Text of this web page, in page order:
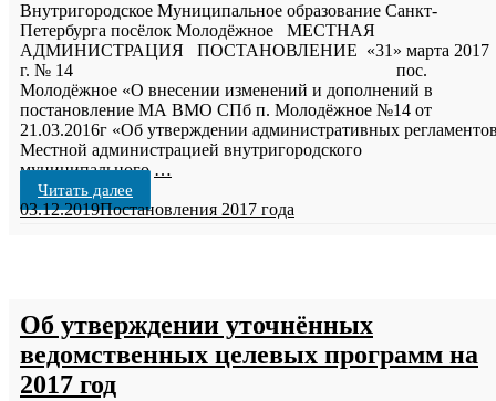
Внутригородское Муниципальное образование Санкт-
Петербурга посёлок Молодёжное МЕСТНАЯ
АДМИНИСТРАЦИЯ ПОСТАНОВЛЕНИЕ «31» марта 2017
г. № 14 пос.
Молодёжное «О внесении изменений и дополнений в
постановление МА ВМО СПб п. Молодёжное №14 от
21.03.2016г «Об утверждении административных
Местной администрацией внутригородского
муниципального …
Читать далее
03.12.2019Постановления 2017 года
Об утверждении уточнённых
ведомственных целевых программ на
2017 год